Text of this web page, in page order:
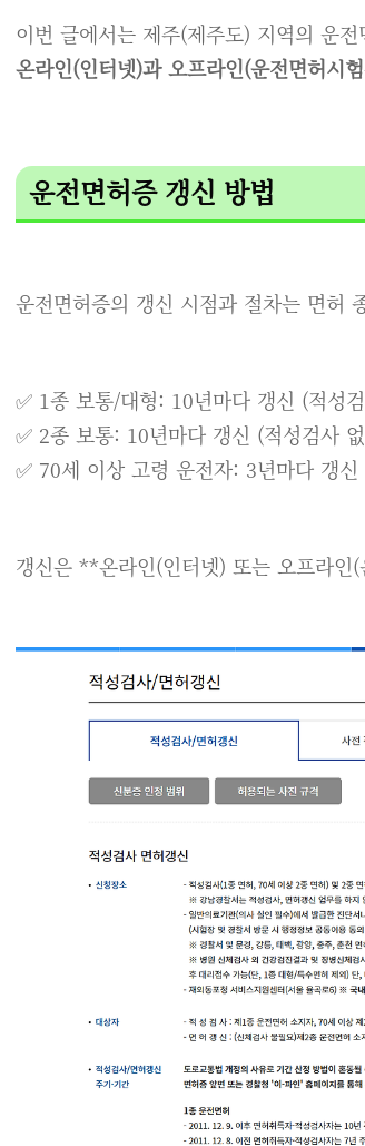
이번 글에서는 제주(제주도) 지역의 운
온라인(인터넷)과 오프라인(운전면허시
운전면허증 갱신 방법
운전면허증의 갱신 시점과 절차는 면허
✅ 1종 보통/대형: 10년마다 갱신 (적성
✅ 2종 보통: 10년마다 갱신 (적성검사
✅ 70세 이상 고령 운전자: 3년마다 갱
갱신은 **온라인(인터넷) 또는 오프라인